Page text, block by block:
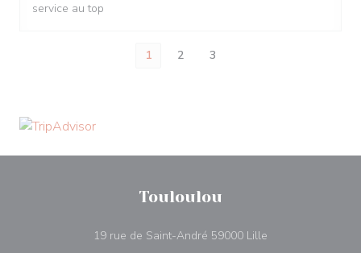
service au top
1 2 3
Touloulou
19 rue de Saint-André 59000 Lille